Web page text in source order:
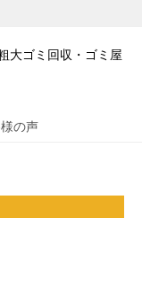
大ゴミ回収・ゴミ屋
の声